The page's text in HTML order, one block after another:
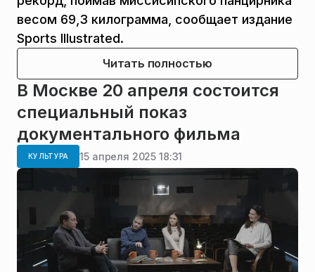
весом 69,3 килограмма, сообщает издание
Sports Illustrated.
Читать полностью
В Москве 20 апреля состоится
специальный показ
документального фильма
КУЛЬТУРА 15 апреля 2025 18:31